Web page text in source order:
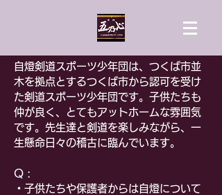
自燈剣道スポーツ少年団は、つくば市並
木を拠点とするつくば市から認可を受け
た剣道スポーツ少年団です。子供たちも
仲が良く、とてもアットホームな雰囲気
です。先生達と剣道を楽しみながら、一
生懸命日々の稽古に臨んでいます。
Q :
・子供たちや保護者からは自燈について